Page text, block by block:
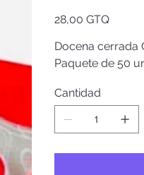
Precio
28,00 GTQ
Docena cerrada
Paquete de 50
Cantidad